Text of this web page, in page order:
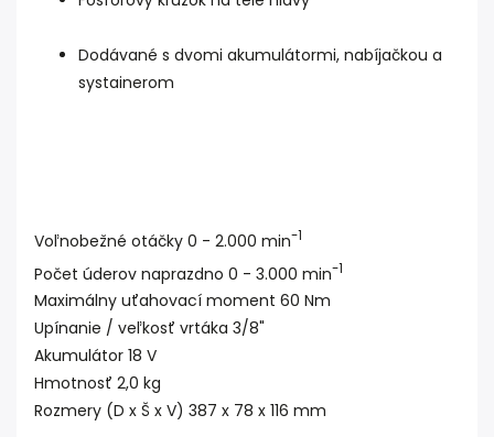
Dodávané s dvomi akumulátormi, nabíjačkou a
systainerom
Voľnobežné otáčky 0 - 2.000 min-1
Počet úderov naprazdno 0 - 3.000 min-1
Maximálny uťahovací moment 60 Nm
Upínanie / veľkosť vrtáka 3/8"
Akumulátor 18 V
Hmotnosť 2,0 kg
Rozmery (D x Š x V) 387 x 78 x 116 mm